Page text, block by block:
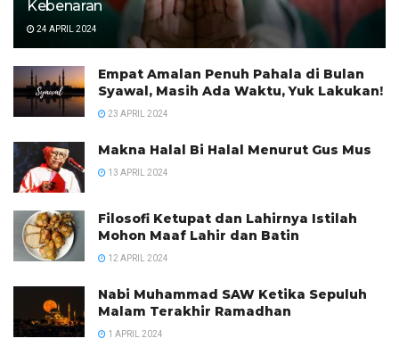
Kebenaran
24 APRIL 2024
Empat Amalan Penuh Pahala di Bulan
Syawal, Masih Ada Waktu, Yuk Lakukan!
23 APRIL 2024
Makna Halal Bi Halal Menurut Gus Mus
13 APRIL 2024
Filosofi Ketupat dan Lahirnya Istilah
Mohon Maaf Lahir dan Batin
12 APRIL 2024
Nabi Muhammad SAW Ketika Sepuluh
Malam Terakhir Ramadhan
1 APRIL 2024